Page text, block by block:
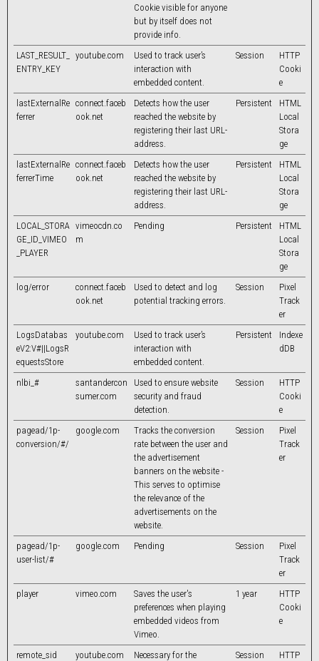
Cookie visible for anyone
but by itself does not
provide info.
LAST_RESULT_
ENTRY_KEY
youtube.com
Used to track user’s
interaction with
embedded content.
Session
HTTP
Cooki
e
lastExternalRe
ferrer
connect.faceb
ook.net
Detects how the user
reached the website by
registering their last URL-
address.
Persistent
HTML
Local
Stora
ge
lastExternalRe
ferrerTime
connect.faceb
ook.net
Detects how the user
reached the website by
registering their last URL-
address.
Persistent
HTML
Local
Stora
ge
LOCAL_STORA
GE_ID_VIMEO
_PLAYER
vimeocdn.co
m
Pending Persistent
HTML
Local
Stora
ge
log/error
connect.faceb
ook.net
Used to detect and log
potential tracking errors.
Session
Pixel
Track
er
LogsDatabas
eV2:V#||LogsR
equestsStore
youtube.com
Used to track user’s
interaction with
embedded content.
Persistent
Indexe
dDB
nlbi_#
santandercon
sumer.com
Used to ensure website
security and fraud
detection.
Session
HTTP
Cooki
e
pagead/1p-
conversion/#/
google.com
Tracks the conversion
rate between the user and
the advertisement
banners on the website -
This serves to optimise
the relevance of the
advertisements on the
website.
Session
Pixel
Track
er
pagead/1p-
user-list/#
google.com Pending Session
Pixel
Track
er
player
vimeo.com
Saves the user's
preferences when playing
embedded videos from
Vimeo.
1 year
HTTP
Cooki
e
remote_sid youtube.com
Necessary for the
Session
HTTP